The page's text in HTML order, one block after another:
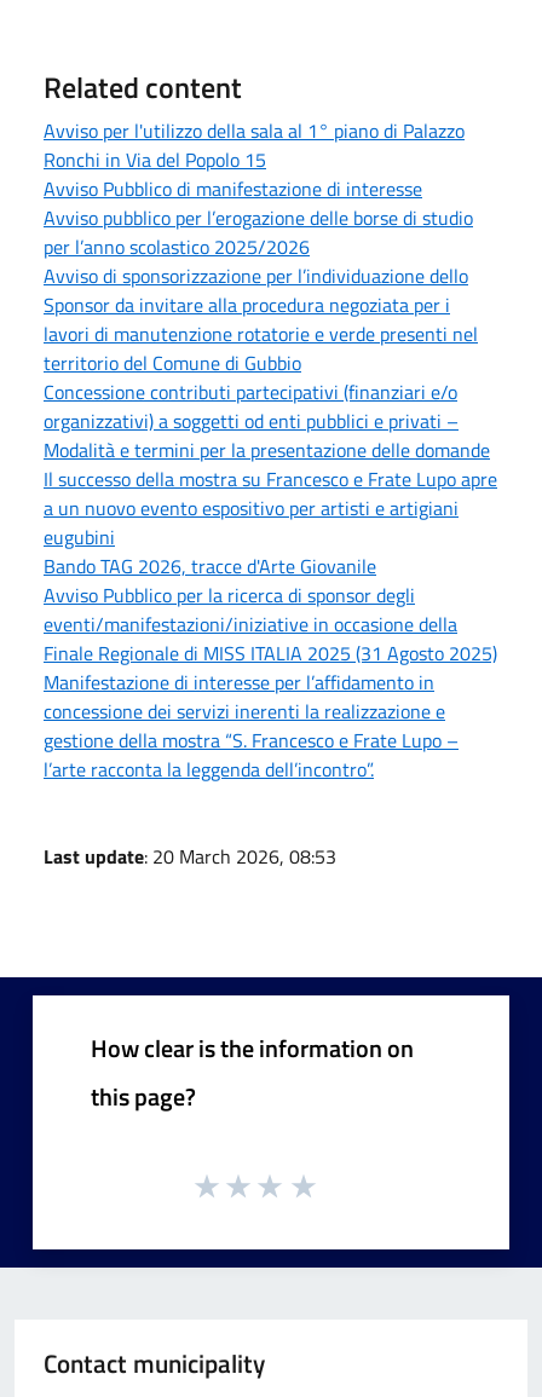
Related content
Avviso per l'utilizzo della sala al 1° piano di Palazzo
Ronchi in Via del Popolo 15
Avviso Pubblico di manifestazione di interesse
Avviso pubblico per l’erogazione delle borse di studio
per l’anno scolastico 2025/2026
Avviso di sponsorizzazione per l’individuazione dello
Sponsor da invitare alla procedura negoziata per i
lavori di manutenzione rotatorie e verde presenti nel
territorio del Comune di Gubbio
Concessione contributi partecipativi (finanziari e/o
organizzativi) a soggetti od enti pubblici e privati –
Modalità e termini per la presentazione delle domande
Il successo della mostra su Francesco e Frate Lupo apre
a un nuovo evento espositivo per artisti e artigiani
eugubini
Bando TAG 2026, tracce d'Arte Giovanile
Avviso Pubblico per la ricerca di sponsor degli
eventi/manifestazioni/iniziative in occasione della
Finale Regionale di MISS ITALIA 2025 (31 Agosto 2025)
Manifestazione di interesse per l’affidamento in
concessione dei servizi inerenti la realizzazione e
gestione della mostra “S. Francesco e Frate Lupo –
l’arte racconta la leggenda dell’incontro”.
Last update: 20 March 2026, 08:53
How clear is the information on
this page?
Contact municipality